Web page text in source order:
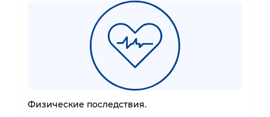
Физические последствия.